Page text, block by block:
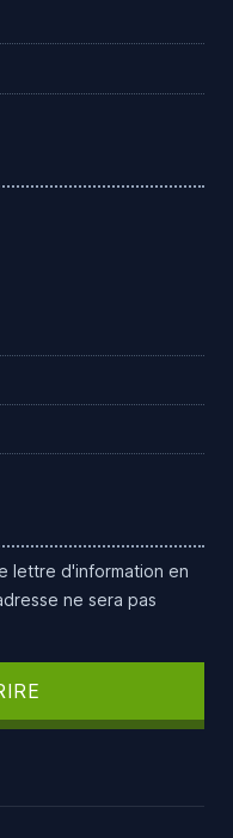
lettre d'information en
ne sera pas